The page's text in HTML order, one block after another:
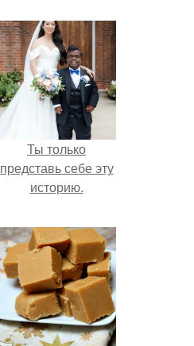
Ты только
представь себе эту
историю.